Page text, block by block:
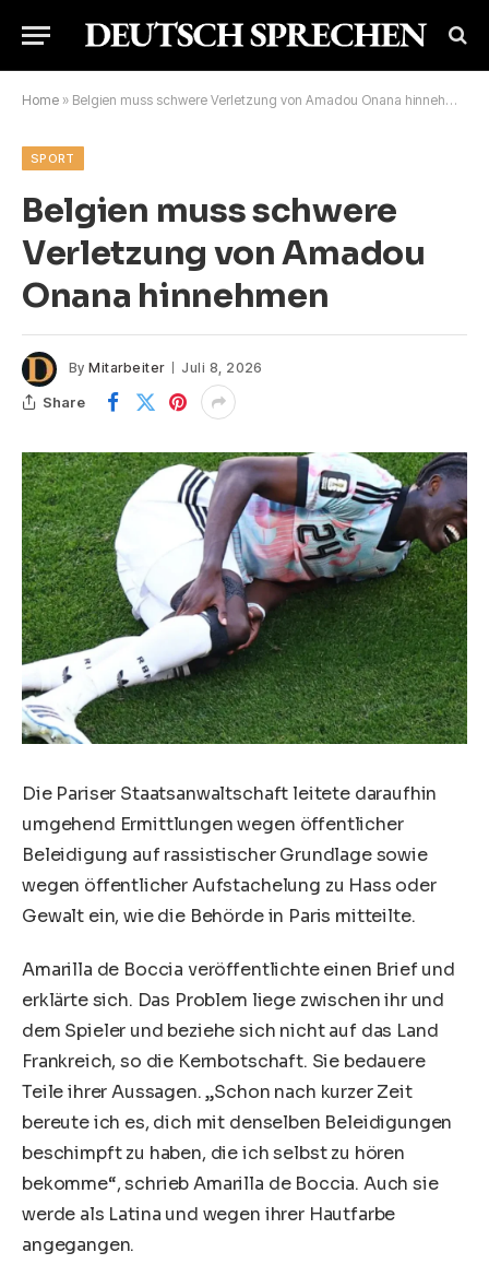
Home » Belgien muss schwere Verletzung von Amadou Onana hinnehmen
SPORT
Belgien muss schwere
Verletzung von Amadou
Onana hinnehmen
By Mitarbeiter Juli 8, 2026
Share
Die Pariser Staatsanwaltschaft leitete daraufhin
umgehend Ermittlungen wegen öffentlicher
Beleidigung auf rassistischer Grundlage sowie
wegen öffentlicher Aufstachelung zu Hass oder
Gewalt ein, wie die Behörde in Paris mitteilte.
Amarilla de Boccia veröffentlichte einen Brief und
erklärte sich. Das Problem liege zwischen ihr und
dem Spieler und beziehe sich nicht auf das Land
Frankreich, so die Kernbotschaft. Sie bedauere
Teile ihrer Aussagen. „Schon nach kurzer Zeit
bereute ich es, dich mit denselben Beleidigungen
beschimpft zu haben, die ich selbst zu hören
bekomme“, schrieb Amarilla de Boccia. Auch sie
werde als Latina und wegen ihrer Hautfarbe
angegangen.